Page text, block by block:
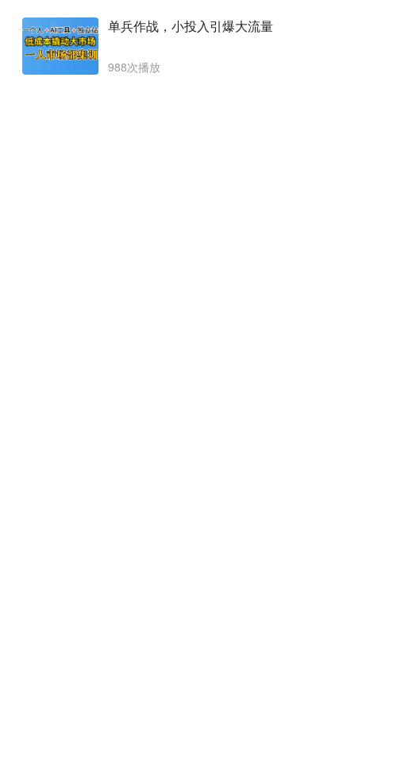
单兵作战，小投入引爆大流量
988次播放